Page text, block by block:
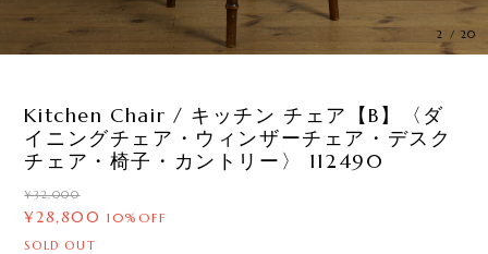
3 / 20
Kitchen Chair / キッチン チェア【B】〈ダ
イニングチェア・ウィンザーチェア・デスク
チェア・椅子・カントリー〉 112490
¥32,000
¥28,800 10%OFF
SOLD OUT